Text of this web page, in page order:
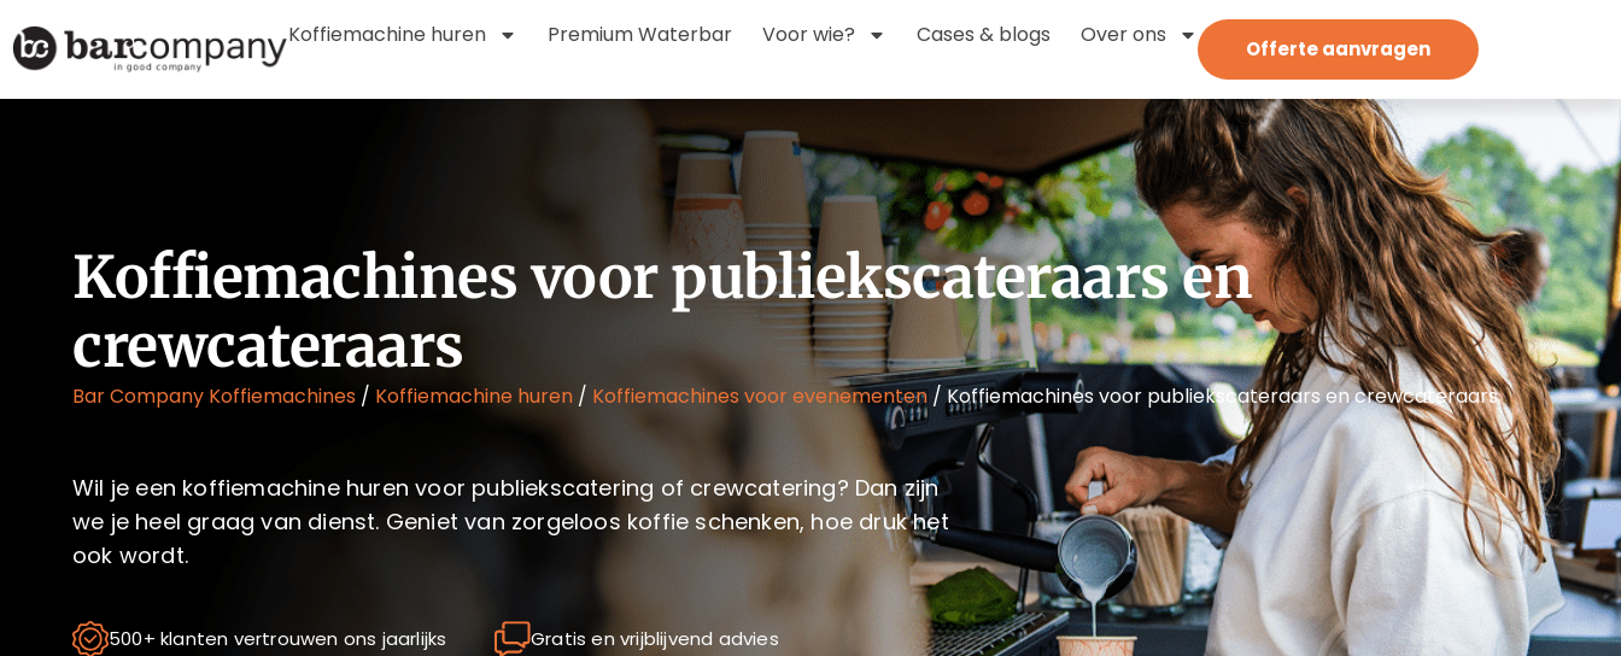
Koffiemachine huren Premium Waterbar Voor wie? Cases & blogs Over ons
Offerte aanvragen
Koffiemachines voor publiekscateraars en
crewcateraars
Bar Company Koffiemachines / Koffiemachine huren / Koffiemachines voor evenementen /Koffiemachines voor publiekscateraars en crewcateraars
Wil je een koffiemachine huren voor publiekscatering of crewcatering? Dan zijn
we je heel graag van dienst. Geniet van zorgeloos koffie schenken, hoe druk het
ook wordt.
500+ klanten vertrouwen ons jaarlijks Gratis en vrijblijvend advies